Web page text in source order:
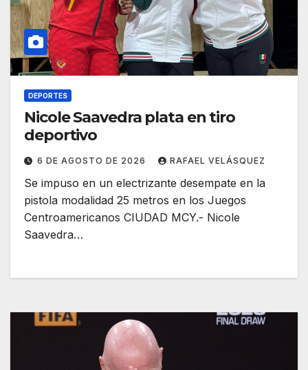
DEPORTES
Nicole Saavedra plata en tiro
deportivo
6 DE AGOSTO DE 2026 RAFAEL VELÁSQUEZ
Se impuso en un electrizante desempate en la
pistola modalidad 25 metros en los Juegos
Centroamericanos CIUDAD MCY.- Nicole
Saavedra…